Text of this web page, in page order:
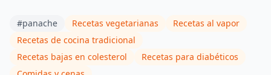
#panache Recetas vegetarianas
Recetas al vapor
Recetas de cocina tradicional
Recetas bajas en colesterol
Recetas para diabéticos